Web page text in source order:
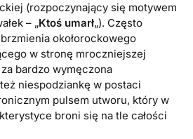
(rozpoczynający się motywem
– „Ktoś umarł„). Często
okołorockowego
w stronę mroczniejszej
bardzo wymęczona
też niespodziankę w postaci
pulsem utworu, który w
broni się na tle całości